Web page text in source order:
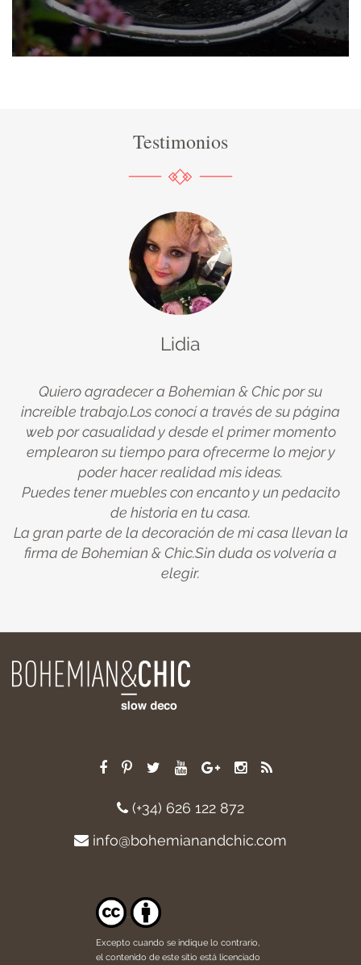
Testimonios
Lidia
Quiero agradecer a Bohemian & Chic por su
increíble trabajo.Los conocí a través de su página
web por casualidad y desde el primer momento
emplearon su tiempo para ofrecerme lo mejor y
poder hacer realidad mis ideas.
Puedes tener muebles con encanto y un pedacito
de historia en tu casa.
La gran parte de la decoración de mi casa llevan la
firma de Bohemian & Chic.Sin duda os volvería a
elegir.
(+34) 626 122 872
info@bohemianandchic.com
Excepto cuando se indique lo contrario,
el contenido de este sitio está licenciado